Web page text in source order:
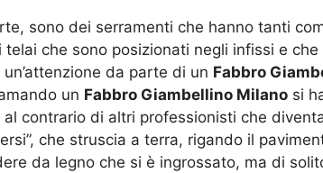
sono dei serramenti che hanno tanti
che sono posizionati negli infissi e
da parte di un Fabbro
un Fabbro Giambellino Milano si
contrario di altri professionisti che
che struscia a terra, rigando il
da legno che si è ingrossato, ma di